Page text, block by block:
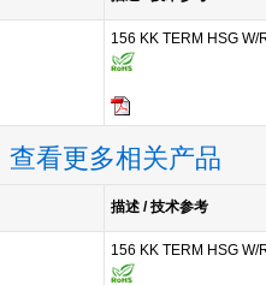
156 KK TERM HSG W/
查看更多相关产品
描述 / 技术参考
156 KK TERM HSG W/